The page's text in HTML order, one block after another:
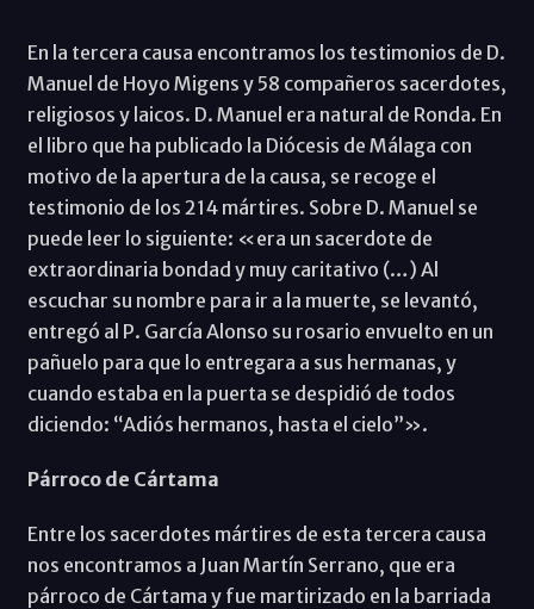
En la tercera causa encontramos los testimonios de D.
Manuel de Hoyo Migens y 58 compañeros sacerdotes,
religiosos y laicos. D. Manuel era natural de Ronda. En
el libro que ha publicado la Diócesis de Málaga con
motivo de la apertura de la causa, se recoge el
testimonio de los 214 mártires. Sobre D. Manuel se
puede leer lo siguiente: «era un sacerdote de
extraordinaria bondad y muy caritativo (…) Al
escuchar su nombre para ir a la muerte, se levantó,
entregó al P. García Alonso su rosario envuelto en un
pañuelo para que lo entregara a sus hermanas, y
cuando estaba en la puerta se despidió de todos
diciendo: “Adiós hermanos, hasta el cielo”».
Párroco de Cártama
Entre los sacerdotes mártires de esta tercera causa
nos encontramos a Juan Martín Serrano, que era
párroco de Cártama y fue martirizado en la barriada